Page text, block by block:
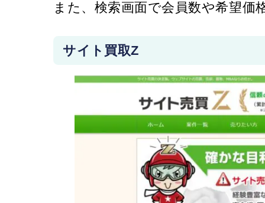
また、検索画面で会員数や希望
サイト買取Z